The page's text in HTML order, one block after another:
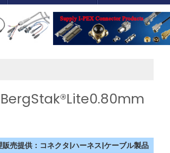
販売提供：コネクタ|ハーネス|ケーブル製品